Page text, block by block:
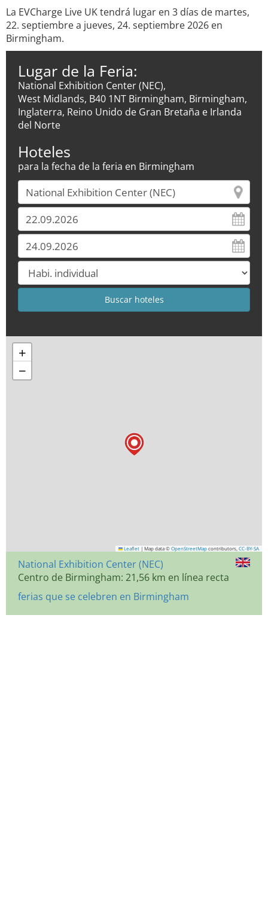
La EVCharge Live UK tendrá lugar en 3 días de martes,
22. septiembre a jueves, 24. septiembre 2026 en
Birmingham.
Lugar de la Feria:
National Exhibition Center (NEC),
West Midlands, B40 1NT Birmingham, Birmingham,
Inglaterra, Reino Unido de Gran Bretaña e Irlanda
del Norte
Hoteles
para la fecha de la feria en Birmingham
+
−
Leaflet | Map data © OpenStreetMap contributors, CC-BY-SA
National Exhibition Center (NEC)
Centro de Birmingham: 21,56 km en línea recta
ferias que se celebren en Birmingham